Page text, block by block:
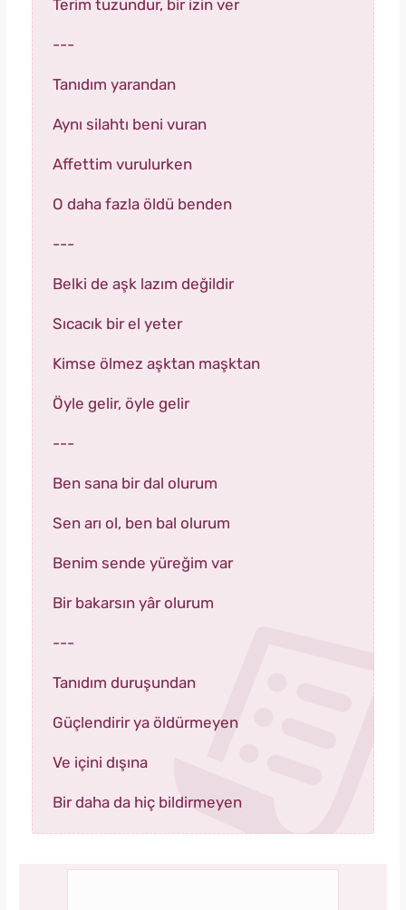
Terim tuzundur, bir izin ver
---
Tanıdım yarandan
Aynı silahtı beni vuran
Affettim vurulurken
O daha fazla öldü benden
---
Belki de aşk lazım değildir
Sıcacık bir el yeter
Kimse ölmez aşktan maşktan
Öyle gelir, öyle gelir
---
Ben sana bir dal olurum
Sen arı ol, ben bal olurum
Benim sende yüreğim var
Bir bakarsın yâr olurum
---
Tanıdım duruşundan
Güçlendirir ya öldürmeyen
Ve içini dışına
Bir daha da hiç bildirmeyen